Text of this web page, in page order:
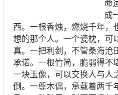
命
成
西。一根香烛，燃烧千年，
想的那个人。一个瓷枕，可
真。一把利剑，不管桑海沧
承诺。一根竹简，脆弱得不
一块玉像，可以交换人与人
倒。一尊木偶，承载着两千